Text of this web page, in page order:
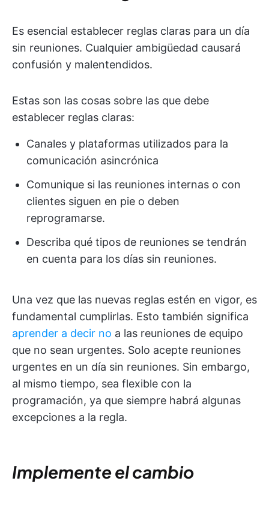
Es esencial establecer reglas claras para un día
sin reuniones. Cualquier ambigüedad causará
confusión y malentendidos.
Estas son las cosas sobre las que debe
establecer reglas claras:
Canales y plataformas utilizados para la
comunicación asincrónica
Comunique si las reuniones internas o con
clientes siguen en pie o deben
reprogramarse.
Describa qué tipos de reuniones se tendrán
en cuenta para los días sin reuniones.
Una vez que las nuevas reglas estén en vigor, es
fundamental cumplirlas. Esto también significa
aprender a decir no a las reuniones de equipo
que no sean urgentes. Solo acepte reuniones
urgentes en un día sin reuniones. Sin embargo,
al mismo tiempo, sea flexible con la
programación, ya que siempre habrá algunas
excepciones a la regla.
Implemente el cambio